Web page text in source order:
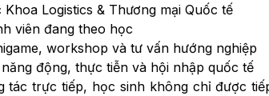
Logistics & Thương mại Quốc tế
viên đang theo học
workshop và tư vấn hướng nghiệp
động, thực tiễn và hội nhập quốc tế
tác trực tiếp, học sinh không chỉ được